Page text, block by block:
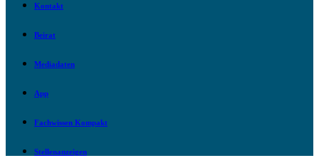
Kontakt
Beirat
Mediadaten
App
Fachwissen Kompakt
Stellenanzeigen